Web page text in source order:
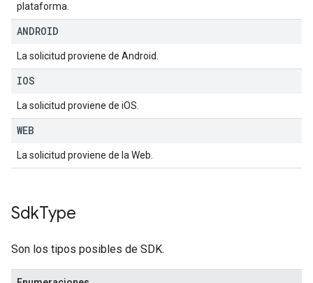
plataforma.
ANDROID
La solicitud proviene de Android.
IOS
La solicitud proviene de iOS.
WEB
La solicitud proviene de la Web.
SdkType
Son los tipos posibles de SDK.